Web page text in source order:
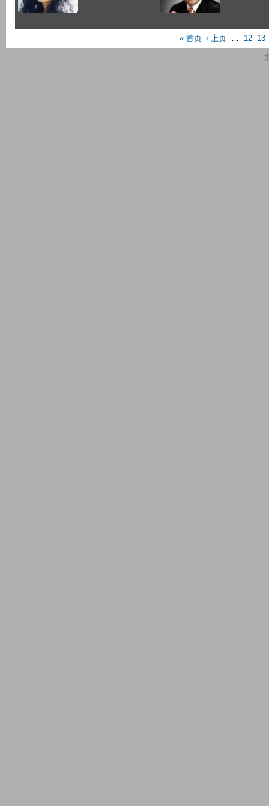
P
« 首页 ‹ 上页 12 13